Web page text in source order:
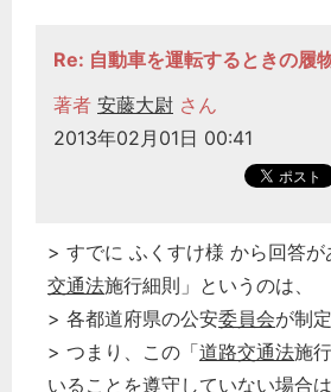
Re: 自動車を運転するときの履
著者 安藤大尉 さん
2013年02月01日 00:41
> すでに ふくすけ様 から回答が
交通法施行細則」というのは、
> 各都道府県の公安委員会が制
> つまり、この「道路交通法施
いることを遵守していない場合は